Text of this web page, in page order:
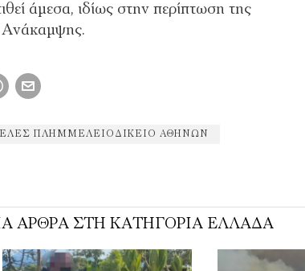
άμεσα, ιδίως στην περίπτωση της
Ανάκαμψης.
ΠΛΗΜΜΕΛΕΙΟΔΙΚΕΊΟ ΑΘΗΝΏΝ
ΆΡΘΡΑ ΣΤΗ ΚΑΤΗΓΟΡΊΑ ΕΛΛΆΔΑ